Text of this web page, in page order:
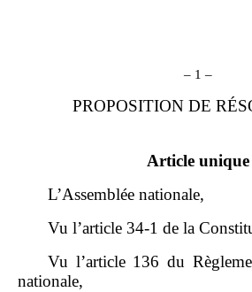
– 1 –
PROPOSITION DE
Article unique
L’Assemblée nationale,
Vu l’article 34‑1 de la
Vu l’article 136 du
nationale,